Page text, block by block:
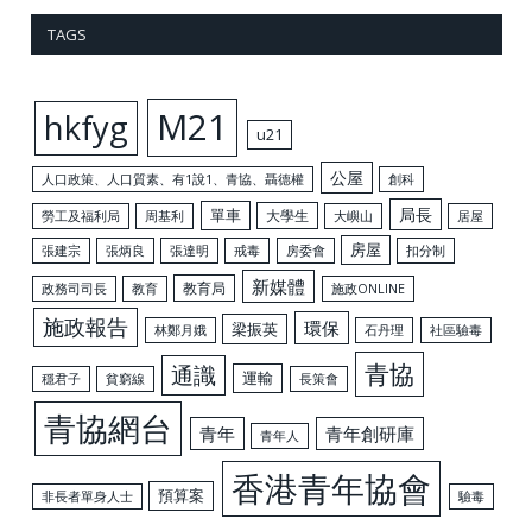
TAGS
hkfyg M21 u21
人口政策、人口質素、有1說1、青協、聶德權 公屋 創科
勞工及福利局 周基利 單車 大學生 大嶼山 局長 居屋
張建宗 張炳良 張達明 戒毒 房委會 房屋 扣分制
政務司司長 教育 教育局 新媒體 施政ONLINE
施政報告 林鄭月娥 梁振英 環保 石丹理 社區驗毒
穩君子 貧窮線 通識 運輸 長策會 青協
青協網台 青年 青年人 青年創研庫
非長者單身人士 預算案 香港青年協會 驗毒